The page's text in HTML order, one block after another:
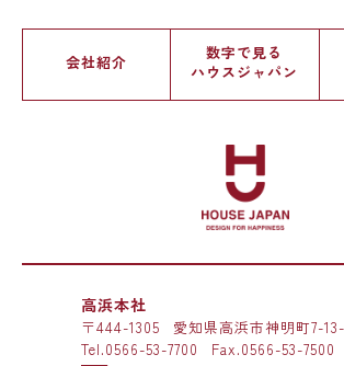
会社紹介
数字で見る
ハウスジャパン
高浜本社
〒444-1305
愛知県高浜市神明町7-
Tel.0566-53-7700 Fax.0566-53-7500